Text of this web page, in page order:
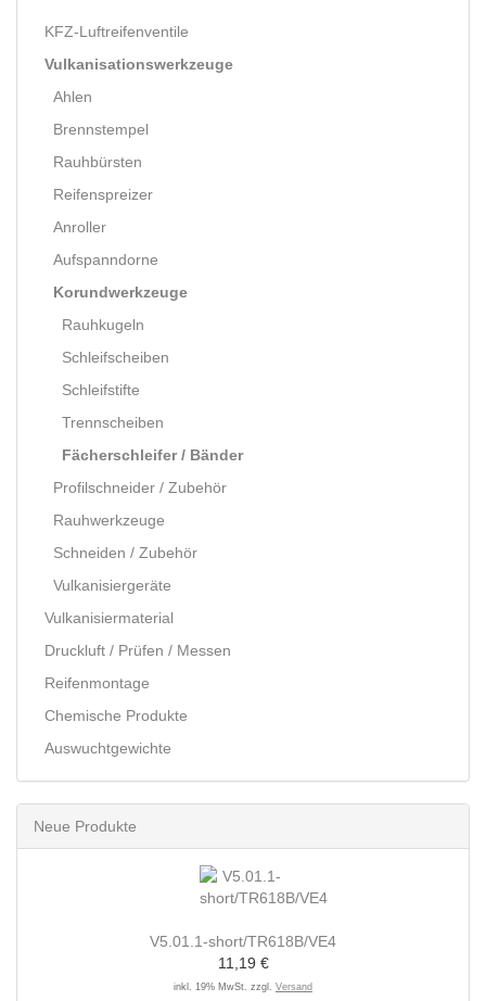
KFZ-Luftreifenventile
Vulkanisationswerkzeuge
Ahlen
Brennstempel
Rauhbürsten
Reifenspreizer
Anroller
Aufspanndorne
Korundwerkzeuge
Rauhkugeln
Schleifscheiben
Schleifstifte
Trennscheiben
Fächerschleifer / Bänder
Profilschneider / Zubehör
Rauhwerkzeuge
Schneiden / Zubehör
Vulkanisiergeräte
Vulkanisiermaterial
Druckluft / Prüfen / Messen
Reifenmontage
Chemische Produkte
Auswuchtgewichte
Neue Produkte
V5.01.1-short/TR618B/VE4
11,19 €
inkl. 19% MwSt. zzgl. Versand